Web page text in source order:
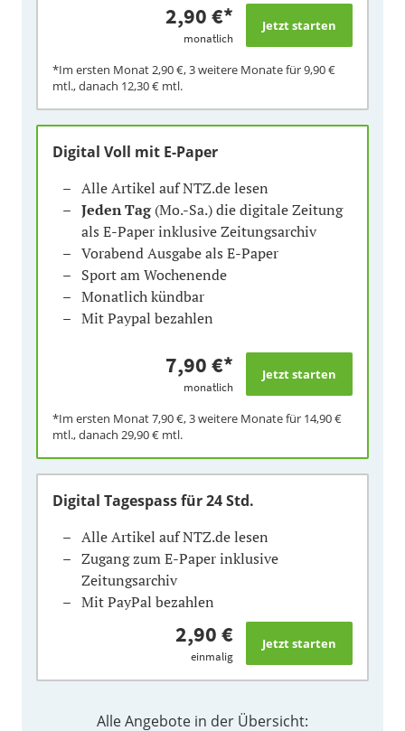
2,90 €*
monatlich
*Im ersten Monat2,90 €, 3 weitere Monate für9,90 €
mtl., danach 12,30 € mtl.
Digital Voll mit E-Paper
Alle Artikel auf NTZ.de lesen
Jeden Tag(Mo.-Sa.) die digitale Zeitung
als E-Paper inklusive Zeitungsarchiv
Vorabend Ausgabe als E-Paper
Sport am Wochenende
Monatlich kündbar
Mit Paypal bezahlen
7,90 €*
monatlich
*Im ersten Monat7,90 €, 3 weitere Monate für 14,90 €
mtl., danach 29,90 € mtl.
Digital Tagespassfür 24 Std.
Alle Artikel auf NTZ.de lesen
Zugang zum E-Paper inklusive
Zeitungsarchiv
Mit PayPal bezahlen
2,90 €
einmalig
Alle Angebote in der Übersicht: